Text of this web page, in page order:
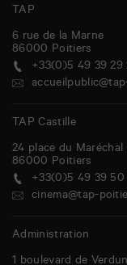
TAP
6 rue de la Marne
86000 Poitiers
+33(0)5 49 39 29
TAP Castille
24 place du Maréchal
86000 Poitiers
+33(0)5 49 39 50
cinema@tap-
Administration
1 boulevard de Verdun